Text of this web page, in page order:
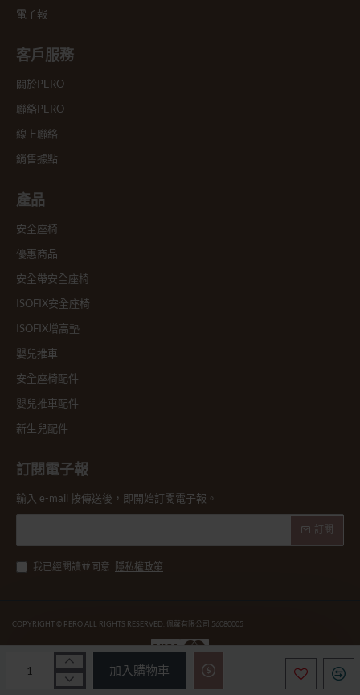
加入購物車
電子報
客戶服務
關於PERO
聯絡PERO
線上聯絡
銷售據點
產品
安全座椅
優惠商品
安全帶安全座椅
ISOFIX安全座椅
ISOFIX增高墊
嬰兒推車
安全座椅配件
嬰兒推車配件
新生兒配件
訂閱電子報
輸入 e-mail 按傳送後，即開始訂閱電子報。
訂閱
我已經閱讀並同意 隱私權政策
COPYRIGHT © PERO ALL RIGHTS RESERVED. 佩蘿有限公司 56080005